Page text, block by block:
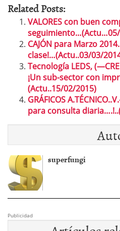
Related Posts:
VALORES con buen
CAJÓN para Marzo
clase!…(Actu..03/03/
Tecnología LEDS,
¡Un sub-sector con
(Actu..15/02/2015)
GRÁFICOS
para consulta
superfungi
Publicidad